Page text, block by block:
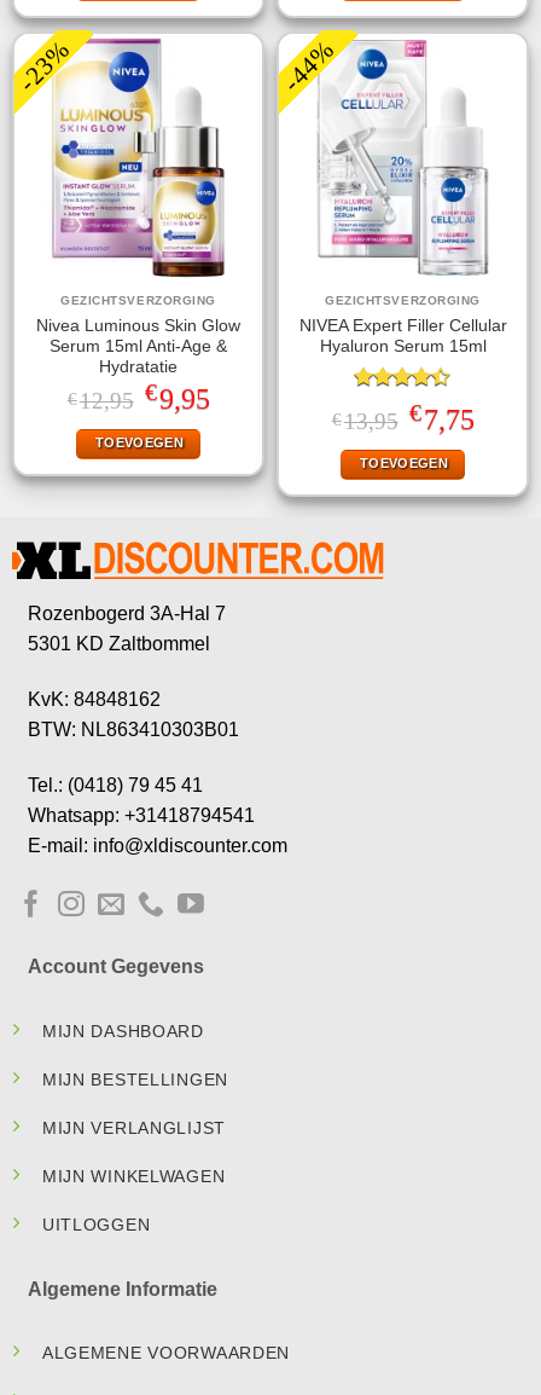
-23%
GEZICHTSVERZORGING
Nivea Luminous Skin Glow
Serum 15ml Anti-Age &
Hydratatie
€12,95 Oorspronkelijke
prijs
was:
€12,95.
€9,95Huidige
prijs
TOEVOEGEN
-44%
GEZICHTSVERZORGING
NIVEA Expert Filler Cellular
Hyaluron Serum 15ml
Gewaardeerd
4.40uit 5
€13,95 Oorspronkelijke
prijs
was:
€13,95.
€7,75Huidige
prijs
TOEVOEGEN
Rozenbogerd 3A-Hal 7
5301 KD Zaltbommel
KvK: 84848162
BTW: NL863410303B01
Tel.: (0418) 79 45 41
Whatsapp: +31418794541
E-mail: info@xldiscounter.com
Account Gegevens
MIJN DASHBOARD
MIJN BESTELLINGEN
MIJN VERLANGLIJST
MIJN WINKELWAGEN
UITLOGGEN
Algemene Informatie
ALGEMENE VOORWAARDEN